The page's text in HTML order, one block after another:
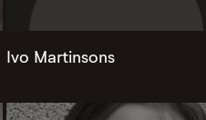
Ivo Martinsons